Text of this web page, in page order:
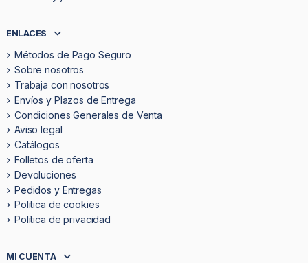
ENLACES
Métodos de Pago Seguro
Sobre nosotros
Trabaja con nosotros
Envíos y Plazos de Entrega
Condiciones Generales de Venta
Aviso legal
Catálogos
Folletos de oferta
Devoluciones
Pedidos y Entregas
Politica de cookies
Política de privacidad
MI CUENTA